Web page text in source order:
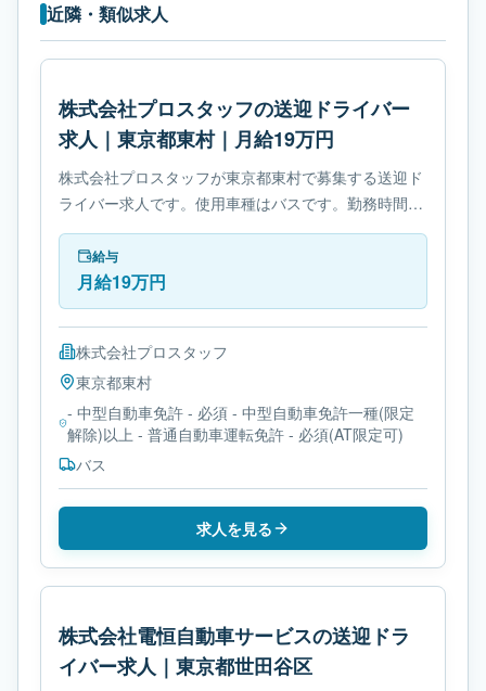
近隣・類似求人
株式会社プロスタッフの送迎ドライバー
求人｜東京都東村｜月給19万円
株式会社プロスタッフが東京都東村で募集する送迎ド
ライバー求人です。使用車種はバスです。勤務時間
は- 変形労働時間制です。必要免許は- 中型自動車免許
です。給与
月給19万円
株式会社プロスタッフ
東京都東村
- 中型自動車免許 - 必須 - 中型自動車免許一種(限定
解除)以上 - 普通自動車運転免許 - 必須(AT限定可)
バス
求人を見る
株式会社電恒自動車サービスの送迎ドラ
イバー求人｜東京都世田谷区